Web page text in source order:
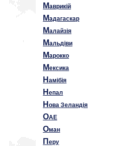
Маврикій
Мадагаскар
Малайзія
Мальдіви
Марокко
Мексика
Н амібія
Н епал
Н ова Зеландія
ОAE
Оман
П еру